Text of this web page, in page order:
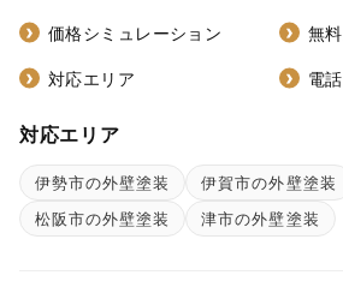
価格シミュレーション 無
対応エリア 電
対応エリア
伊勢市の外壁塗装 伊賀市の外壁塗装
松阪市の外壁塗装
津市の外壁塗装